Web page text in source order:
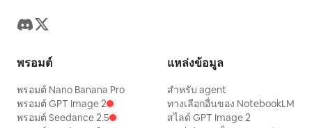
พรอมต์
พรอมต์ Nano Banana Pro
พรอมต์ GPT Image 2
พรอมต์ Seedance 2.5
แหล่งข้อมูล
สำหรับ agent
ทางเลือกอื่นของ NotebookLM
สไลด์ GPT Image 2